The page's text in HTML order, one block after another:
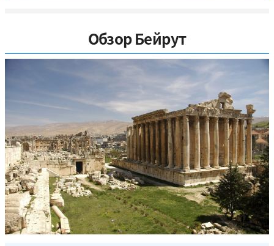
Обзор Бейрут